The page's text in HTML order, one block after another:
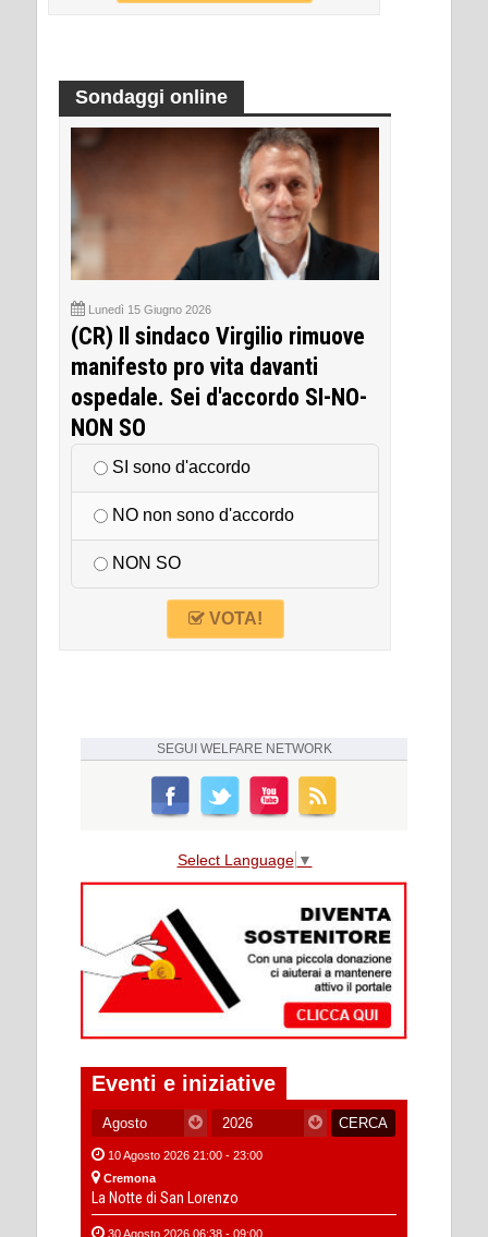
Sondaggi online
Lunedì 15 Giugno 2026
(CR) Il sindaco Virgilio rimuove
manifesto pro vita davanti
ospedale. Sei d'accordo SI-NO-
NON SO
SI sono d'accordo
NO non sono d'accordo
NON SO
VOTA!
SEGUI WELFARE NETWORK
Select Language ▼
Eventi e iniziative
10 Agosto 2026 21:00 - 23:00
Cremona
La Notte di San Lorenzo
30 Agosto 2026 06:38 - 09:00